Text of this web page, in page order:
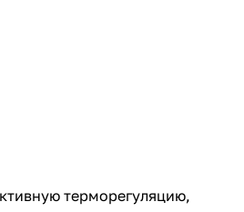
терморегуляцию,